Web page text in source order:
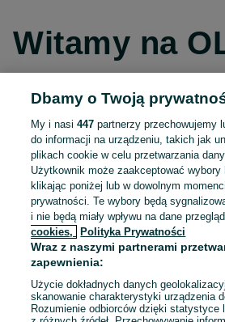
Witamy na
Kontynuuj przez
Kontynuuj przez
Kontynuuj przez
LUB
E-mail
Dbamy o Twoją
My i nasi447 partnerzy przechowujemy
do informacji na urządzeniu, takich jak
plikach cookie w celu przetwarzania
Użytkownik może zaakceptować wybory
klikając poniżej lub w dowolnym
prywatności. Te wybory będą
i nie będą miały wpływu na dane
cookies,
Polityka Prywatności
Wraz z naszymi partnerami
zapewnienia:
Użycie dokładnych danych
skanowanie charakterystyki urządzenia
Rozumienie odbiorców dzięki statystyce